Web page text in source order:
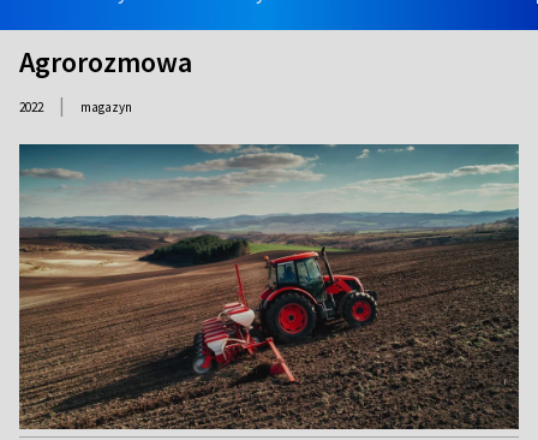
Agrorozmowa
2022 | magazyn